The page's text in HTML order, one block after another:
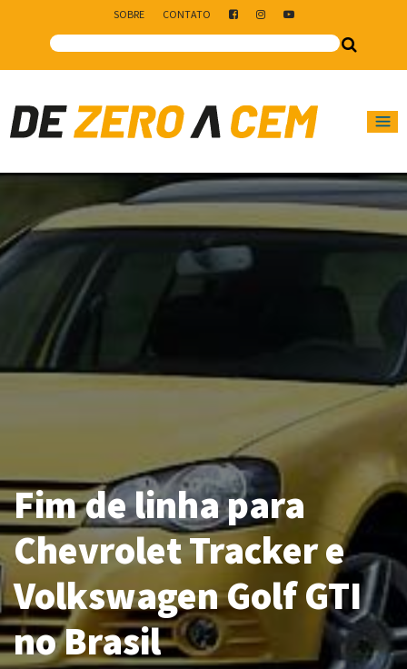
SOBRE CONTATO
Main Navigation
Fim de linha para
Chevrolet Tracker e
Volkswagen Golf GTI
no Brasil